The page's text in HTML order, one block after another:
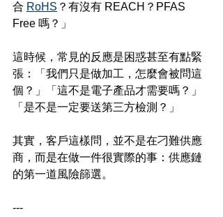
合 RoHS ？有沒有 REACH？PFAS
Free 嗎？」
這時候，常見的反應是困惑甚至有點緊
張：「我們只是做加工，怎麼會被問這
個？」「這不是電子產品才需要嗎？」
「是不是一定要送第三方檢測？」
其實，客戶這樣問，並不是在刁難供應
商，而是在做一件很實際的事：供應鏈
的第一道風險篩選。
---